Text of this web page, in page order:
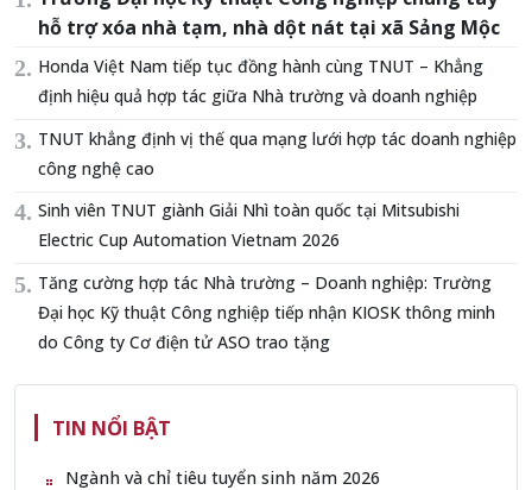
hỗ trợ xóa nhà tạm, nhà dột nát tại xã Sảng Mộc
Honda Việt Nam tiếp tục đồng hành cùng TNUT – Khẳng
định hiệu quả hợp tác giữa Nhà trường và doanh nghiệp
TNUT khẳng định vị thế qua mạng lưới hợp tác doanh nghiệp
công nghệ cao
Sinh viên TNUT giành Giải Nhì toàn quốc tại Mitsubishi
Electric Cup Automation Vietnam 2026
Tăng cường hợp tác Nhà trường – Doanh nghiệp: Trường
Đại học Kỹ thuật Công nghiệp tiếp nhận KIOSK thông minh
do Công ty Cơ điện tử ASO trao tặng
TIN NỔI BẬT
Ngành và chỉ tiêu tuyển sinh năm 2026